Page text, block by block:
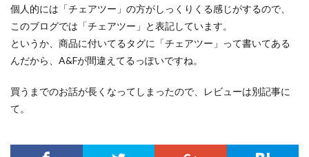
個人的には「チェアツー」の方がしっくりくる感じがするので、
このブログでは「チェアツー」と表記しています。
というか、商品に付いてるタグに「チェアツー」って書いてある
んだから、A&Fが間違えてるっぽいですね。
買うまでのお話が長くなってしまったので、レビューは別記事に
て。